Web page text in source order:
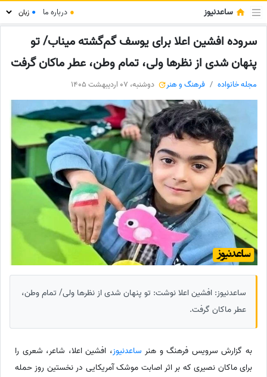
ساعدنیوز ● درباره ما ●
سروده افشین اعلا برای یوسف گم‌گشته‌ میناب/ تو
پنهان شدی از نظرها ولی، تمام وطن، عطر ماکان گرفت
مجله خانواده فرهنگ و هنر دوشنبه، 07 اردیبهشت 1405
ساعدنیوز: افشین اعلا نوشت: تو پنهان شدی از نظرها ولی/ تمام وطن،
عطر ماکان گرفت.
به گزارش سرویس فرهنگ و هنرساعدنیوز، افشین اعلا، شاعر، شعری را
برای ماکان نصیری که بر اثر اصابت موشک آمریکایی در نخستین روز حمله